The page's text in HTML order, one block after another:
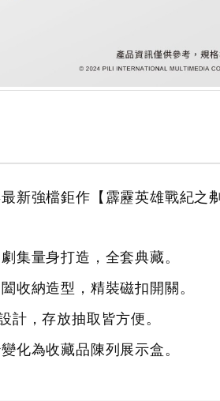
新強檔鉅作【霹靂英雄戰紀之
集量身打造，全套典藏。
收納造型， 精裝磁扣開關。
計，存放抽取皆方便。
化為收藏品陳列展示盒。